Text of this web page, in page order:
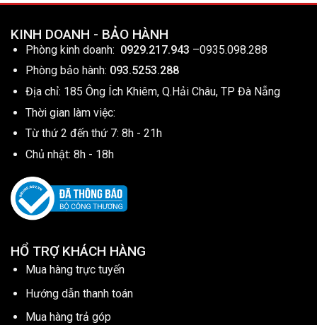
KINH DOANH - BẢO HÀNH
Phòng kinh doanh: 0929.217.943 –0935.098.288
Phòng bảo hành: 093.5253.288
Địa chỉ: 185 Ông Ích Khiêm, Q.Hải Châu, TP Đà Nẵng
Thời gian làm việc:
Từ thứ 2 đến thứ 7: 8h - 21h
Chủ nhật: 8h - 18h
HỔ TRỢ KHÁCH HÀNG
Mua hàng trực tuyến
Hướng dẫn thanh toán
Mua hàng trả góp